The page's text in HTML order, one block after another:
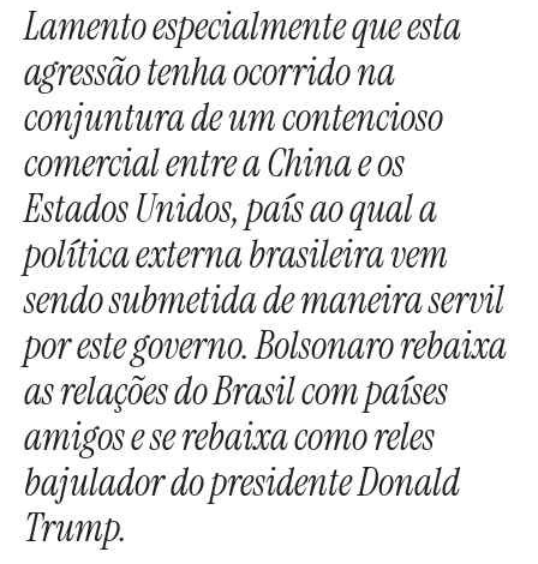
Lamento especialmente que esta
agressão tenha ocorrido na
conjuntura de um contencioso
comercial entre a China e os
Estados Unidos, país ao qual a
política externa brasileira vem
sendo submetida de maneira servil
por este governo. Bolsonaro rebaixa
as relações do Brasil com países
amigos e se rebaixa como reles
bajulador do presidente Donald
Trump.